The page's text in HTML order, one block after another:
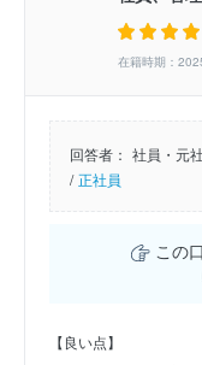
在籍時期：
回答者： 社員・元
/ 正社員
この
【良い点】